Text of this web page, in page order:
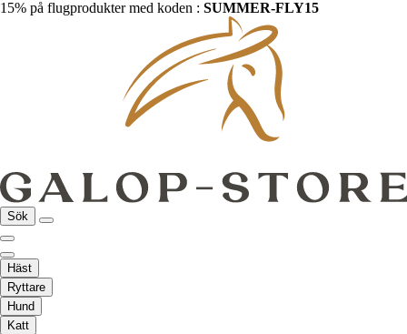
15% på flugprodukter med koden : SUMMER-FLY15
Sök
Häst
Ryttare
Hund
Katt